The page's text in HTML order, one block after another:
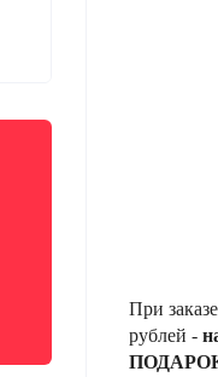
При
рублей -